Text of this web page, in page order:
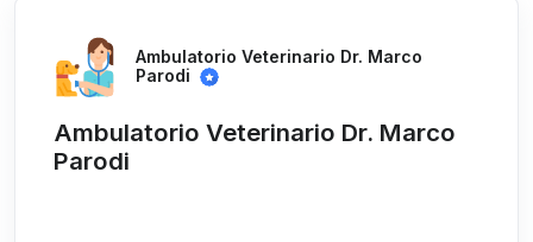
Ambulatorio Veterinario Dr. Marco
Parodi
Ambulatorio Veterinario Dr. Marco
Parodi